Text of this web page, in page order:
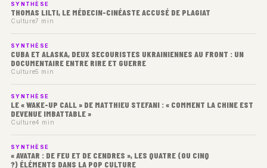
SYNTHÈSE
THOMAS LILTI, LE MÉDECIN-CINÉASTE ACCUSÉ DE PLAGIAT
Culture7 min
SYNTHÈSE
CUBA ET ALASKA, DEUX SECOURISTES UKRAINIENNES AU FRONT : UN
DOCUMENTAIRE ENTRE RIRE ET GUERRE
Culture5 min
SYNTHÈSE
LE « WAKE-UP CALL » DE MATTHIEU STEFANI : « COMMENT LA CHINE EST
DEVENUE IMBATTABLE »
Culture4 min
SYNTHÈSE
« AVATAR : DE FEU ET DE CENDRES », LES QUATRE (OU CINQ
?) ÉLÉMENTS DANS LA POP CULTURE